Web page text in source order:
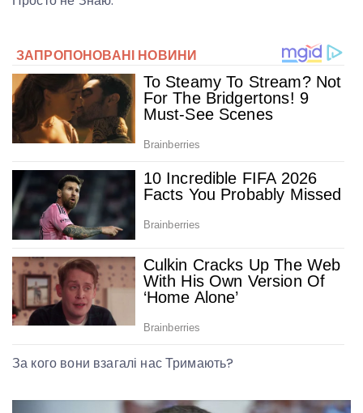
За кого вони взагалі нас Тримають?